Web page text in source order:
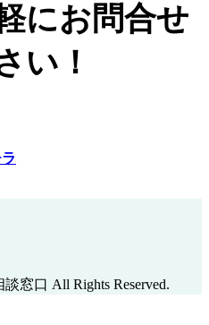
にお問合せ
い！
窓口 All Rights Reserved.